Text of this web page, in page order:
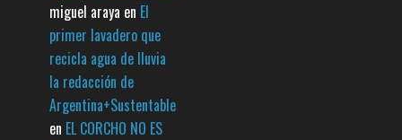
miguel araya en El
primer lavadero que
recicla agua de lluvia
la redacción de
Argentina+Sustentable
en EL CORCHO NO ES